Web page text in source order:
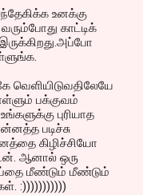
உனக்கு
காட்டிக்
பக்குவம்
புரியாத
படிச்சு
கிழிச்சியோ
ஆனால் ஒரு
மீண்டும் மீண்டும்
:)))))))))))